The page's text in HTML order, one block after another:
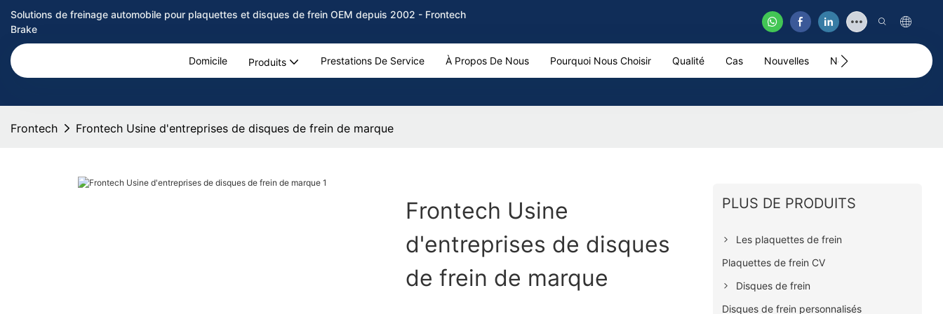
Solutions de freinage automobile pour plaquettes et disques de frein OEM depuis 2002 - Frontech
Brake
Domicile Produits Prestations De Service À Propos De Nous Pourquoi Nous Choisir Qualité Cas Nouvelles Nous Contacter
Frontech Frontech Usine d'entreprises de disques de frein de marque
Frontech Usine
d'entreprises de disques
de frein de marque
PLUS DE PRODUITS
Les plaquettes de frein
Plaquettes de frein CV
Disques de frein
Disques de frein personnalisés